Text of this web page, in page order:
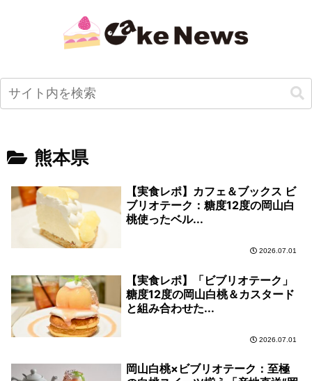
熊本県
【実食レポ】カフェ＆ブックス ビ
ブリオテーク：糖度12度の岡山白
桃使ったベル...
2026.07.01
【実食レポ】「ビブリオテーク」
糖度12度の岡山白桃＆カスタード
と組み合わせた...
2026.07.01
岡山白桃×ビブリオテーク：至極